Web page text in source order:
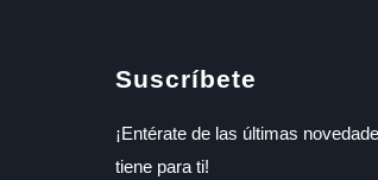
Suscríbete
¡Entérate de las últimas
tiene para ti!